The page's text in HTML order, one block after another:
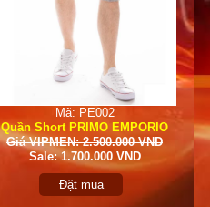
Mã: PE002
Quần Short PRIMO EMPORIO
Giá VIPMEN: 2.500.000 VND
Sale: 1.700.000 VND
Đặt mua